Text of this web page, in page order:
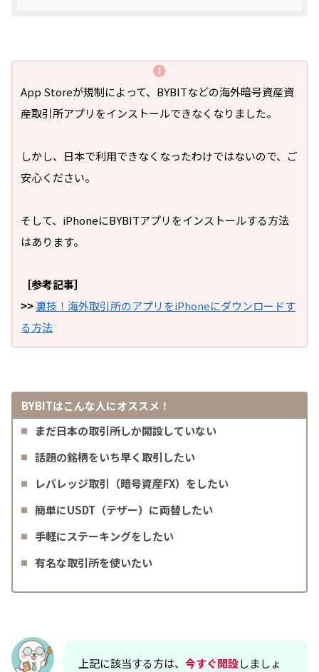
App Storeが規制によって、BYBITなどの海外暗号資産資
産取引所アプリをインストールできなくなりました。
しかし、日本で利用できなくなったわけではないので、ご
安心ください。
そして、iPhoneにBYBITアプリをインストールする方法
はあります。
［参考記事］
>>裏技！海外取引所のアプリをiPhoneにダウンロードす
る方法
BYBITはこんな人にオススメ！
まだ日本の取引所しか開設していない
話題の銘柄をいち早く取引したい
レバレッジ取引（暗号資産FX）をしたい
簡単にUSDT（テザー）に両替したい
手軽にステーキングをしたい
有名な取引所を使いたい
上記に該当する方は、 今すぐ開設しましょ